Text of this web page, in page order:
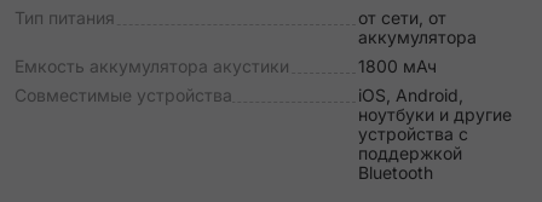
Тип питания
от сети, от
аккумулятора
Емкость аккумулятора акустики
1800 мАч
Совместимые устройства
iOS, Android,
ноутбуки и другие
устройства с
поддержкой
Bluetooth